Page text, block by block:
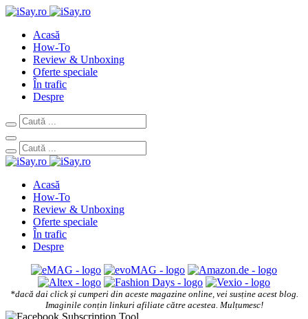
Acasă
How-To
Review & Unboxing
Oferte speciale
În trafic
Despre
Acasă
How-To
Review & Unboxing
Oferte speciale
În trafic
Despre
*dacă dai click și cumperi din aceste magazine online, vei susține acest blog.
Imaginile conțin linkuri afiliate către acestea. Mulțumesc!